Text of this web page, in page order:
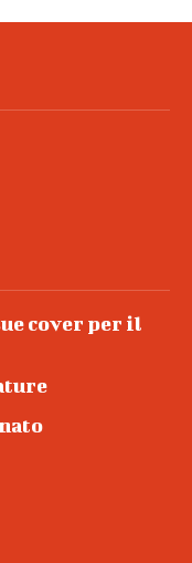
cover per il